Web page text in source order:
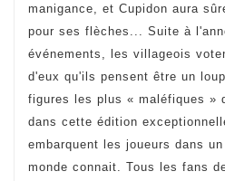
manigance, et Cupidon aura
pour ses flèches... Suite à
événements, les villageois
d'eux qu'ils pensent être un
figures les plus « maléfiques »
dans cette édition
embarquent les joueurs dans
monde connait. Tous les fans